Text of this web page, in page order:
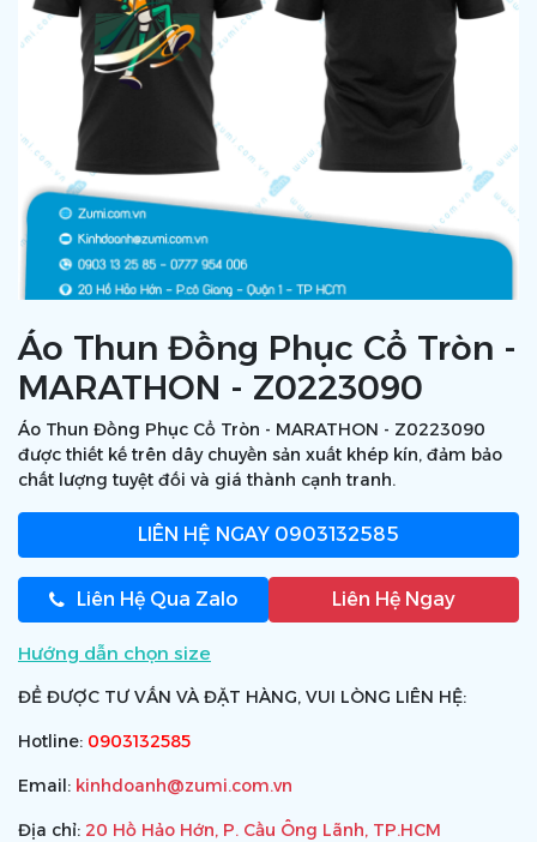
Áo Thun Đồng Phục Cổ Tròn -
MARATHON - Z0223090
Áo Thun Đồng Phục Cổ Tròn - MARATHON - Z0223090
được thiết kế trên dây chuyền sản xuất khép kín, đảm bảo
chất lượng tuyệt đối và giá thành cạnh tranh.
LIÊN HỆ NGAY 0903132585
Liên Hệ Qua Zalo Liên Hệ Ngay
Hướng dẫn chọn size
ĐỂ ĐƯỢC TƯ VẤN VÀ ĐẶT HÀNG, VUI LÒNG LIÊN HỆ:
Hotline: 0903132585
Email: kinhdoanh@zumi.com.vn
Địa chỉ: 20 Hồ Hảo Hớn, P. Cầu Ông Lãnh, TP.HCM